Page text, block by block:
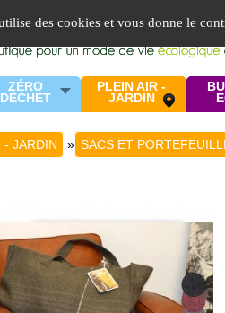
des cookies et vous donne le
ZÉRO
DÉCHET
PLEIN AIR -
JARDIN
- JARDIN
» SACS ET